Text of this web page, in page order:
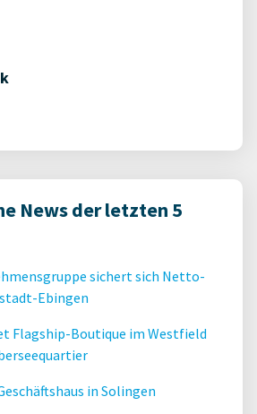
News der letzten 5
sichert sich Netto-
Ebingen
Flagship-Boutique im Westfield
in Solingen